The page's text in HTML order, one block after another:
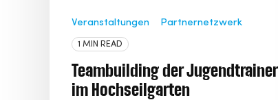
Veranstaltungen Partnernetzwerk
1 MIN READ
Teambuilding der Jugendtrainer
im Hochseilgarten